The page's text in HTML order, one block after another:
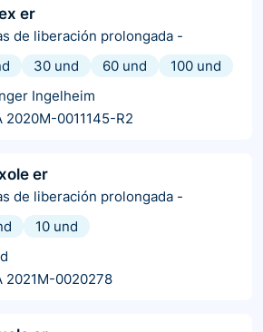
er
de liberación prolongada -
30 und 60 und
100 und
Ingelheim
2020M-0011145-R2
er
de liberación prolongada -
10 und
2021M-0020278